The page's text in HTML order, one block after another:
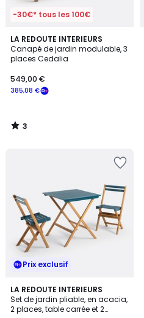
-30€* tous les 100€
LA REDOUTE INTERIEURS
Canapé de jardin modulable, 3
places Cedalia
385,08 €
549,00 €
3
/
5
3
/
Prix exclusif
LA REDOUTE INTERIEURS
Set de jardin pliable, en acacia,
2 places, table carrée et 2
4,3
/ 5
4
Couleurs